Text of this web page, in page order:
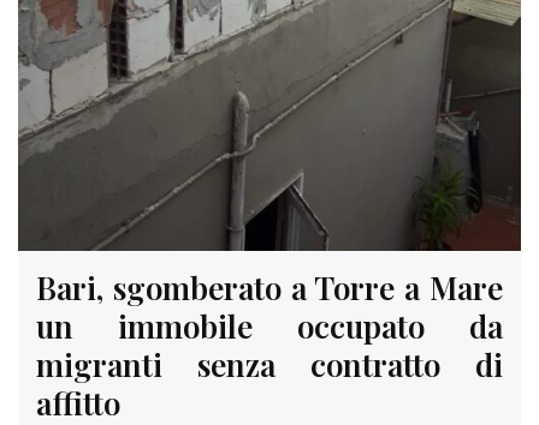
Bari, sgomberato a Torre a Mare
un immobile occupato da
migranti senza contratto di
affitto